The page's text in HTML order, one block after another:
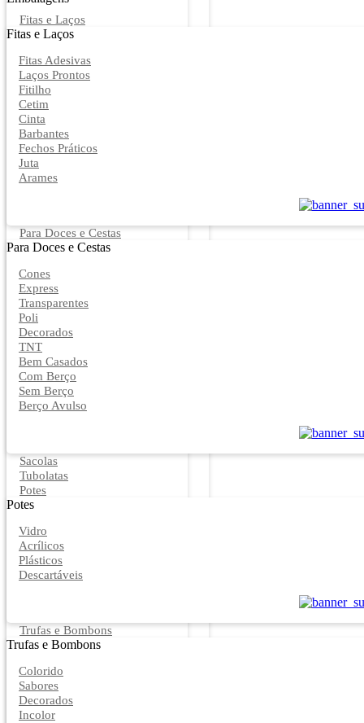
Fitas e Laços
Fitas e Laços
Fitas Adesivas
Laços Prontos
Fitilho
Cetim
Cinta
Barbantes
Fechos Práticos
Juta
Arames
Para Doces e Cestas
Para Doces e Cestas
Cones
Express
Transparentes
Poli
Decorados
TNT
Bem Casados
Com Berço
Sem Berço
Berço Avulso
Sacolas
Tubolatas
Potes
Potes
Vidro
Acrílicos
Plásticos
Descartáveis
Trufas e Bombons
Trufas e Bombons
Colorido
Sabores
Decorados
Incolor